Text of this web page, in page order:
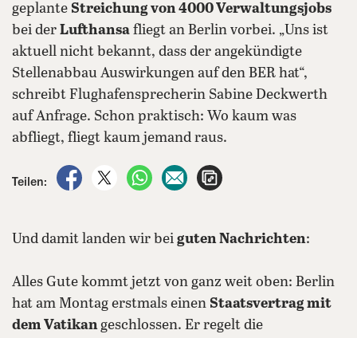
geplante Streichung von 4000 Verwaltungsjobs
bei der Lufthansa fliegt an Berlin vorbei. „Uns ist
aktuell nicht bekannt, dass der angekündigte
Stellenabbau Auswirkungen auf den BER hat“,
schreibt Flughafensprecherin Sabine Deckwerth
auf Anfrage. Schon praktisch: Wo kaum was
abfliegt, fliegt kaum jemand raus.
Teilen:
auf Facebook teilen
auf X teilenper WhatsApp teilen
per E-Mail teilen
Und damit landen wir bei guten Nachrichten:
Alles Gute kommt jetzt von ganz weit oben: Berlin
hat am Montag erstmals einen Staatsvertrag mit
dem Vatikangeschlossen. Er regelt die